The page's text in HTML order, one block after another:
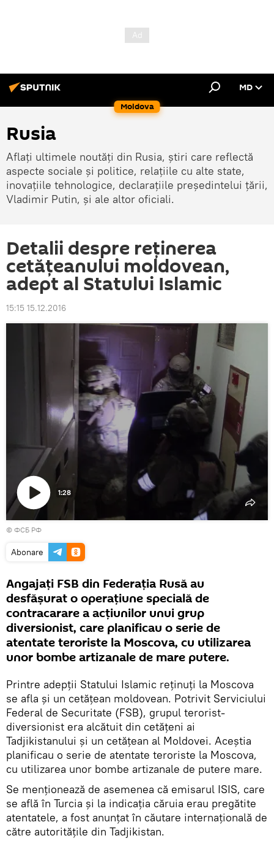
Moldova
MD
Rusia
Aflați ultimele noutăți din Rusia, știri care reflectă
aspecte sociale și politice, relațiile cu alte state,
inovațiile tehnologice, declarațiile președintelui țării,
Vladimir Putin, și ale altor oficiali.
Detalii despre reținerea
cetățeanului moldovean,
adept al Statului Islamic
15:15 15.12.2016
Play
Video
1:28
© ФСБ РФ
Abonare
Angajați FSB din Federația Rusă au
desfășurat o operațiune specială de
contracarare a acțiunilor unui grup
diversionist, care planificau o serie de
atentate teroriste la Moscova, cu utilizarea
unor bombe artizanale de mare putere.
Printre adepții Statului Islamic reținuți la Moscova
se afla și un cetățean moldovean. Potrivit Serviciului
Federal de Securitate (FSB), grupul terorist-
diversionist era alcătuit din cetățeni ai
Tadjikistanului și un cetățean al Moldovei. Aceștia
planificau o serie de atentate teroriste la Moscova,
cu utilizarea unor bombe artizanale de putere mare.
Se menționează de asemenea că emisarul ISIS, care
se află în Turcia și la indicația căruia erau pregătite
atentatele, a fost anunțat în căutare internațională de
către autoritățile din Tadjikistan.